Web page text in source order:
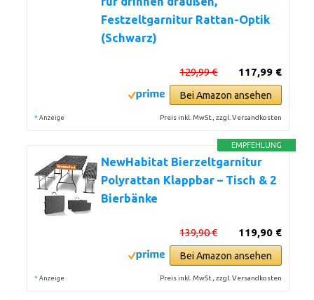
Festzeltgarnitur Rattan-Optik
(Schwarz)
117,99 €
129,99 €
Bei Amazon ansehen
* Anzeige Preis inkl. MwSt., zzgl. Versandkosten
EMPFEHLUNG
NewHabitat Bierzeltgarnitur
Polyrattan Klappbar – Tisch & 2
Bierbänke
119,90 €
139,90 €
Bei Amazon ansehen
* Anzeige Preis inkl. MwSt., zzgl. Versandkosten